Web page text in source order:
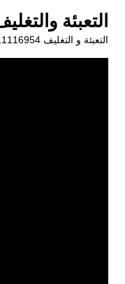
المحتوى
التعبئة
التعبئة و التغليف 01211116954 – 01211116956 – 01211116958